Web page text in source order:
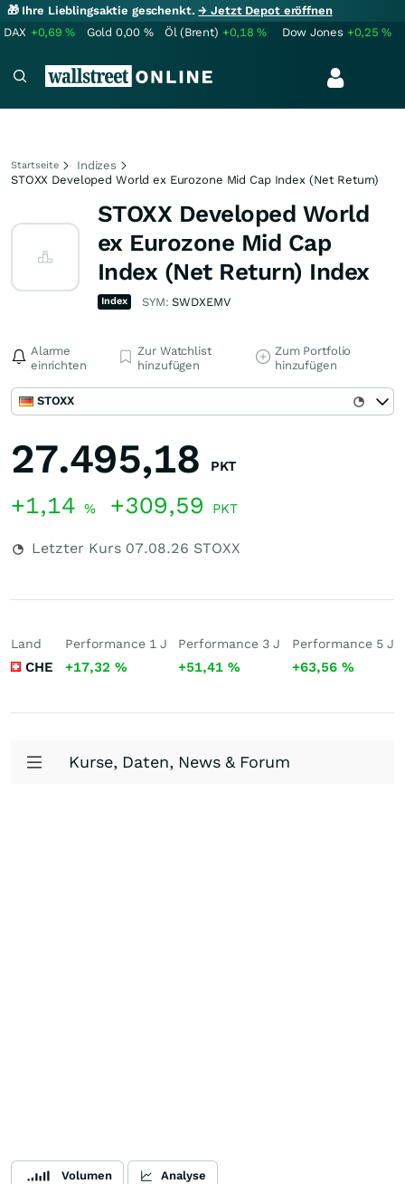
🎁 Ihre Lieblingsaktie geschenkt.→ Jetzt Depot eröffnen
DAX +0,69% Gold 0,00 % Öl (Brent) +0,18% Dow Jones +0,25%
Startseite
Indizes
STOXX Developed World ex Eurozone Mid Cap Index (Net Return)
STOXX Developed World
ex Eurozone Mid Cap
Index (Net Return) Index
Index SYM:SWDXEMV
Alarme
einrichten
Zur Watchlist
hinzufügen
Zum Portfolio
hinzufügen
STOXX
27.495,18 PKT
+1,14 % +309,59 PKT
Letzter Kurs 07.08.26 STOXX
Land
CHE
Performance 1 J
+17,32 %
Performance 3 J
+51,41%
Performance 5 J
+63,56 %
Kurse, Daten, News & Forum
Volumen Analyse